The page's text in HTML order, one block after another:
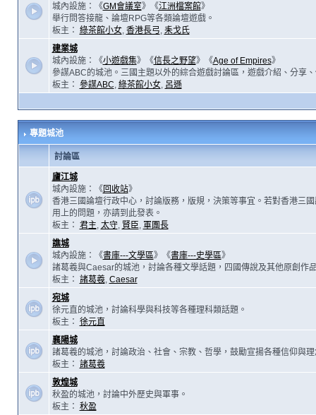
城內設施：《GM會議室》《江洲檔案館》
舉行問答接龍、論壇RPG等各類論壇遊戲。
板主： 綠茶館小女, 香港長弓, 耒戈氏
建業城
城內設施：《小遊戲集》《信長之野望》《Age of Empires》
參謀ABC的城池。三國主題以外的綜合遊戲討論區，遊戲介紹、分享
板主： 參謀ABC, 綠茶館小女, 呂遜
專題城池
討論區
廬江城
城內設施：《回收站》
香港三國論壇行政中心，討論版務，版規，決策等事宜。若對香港三
用上的問題，亦請到此發表。
板主： 君主, 太守, 賢臣, 軍團長
譙城
城內設施：《書庫---文學區》《書庫---史學區》
諸葛羲與Caesar的城池，討論各種文學話題，四國傳說及其他原創作
板主： 諸葛羲, Caesar
宛城
徐元直的城池，討論科學與科技等各種理科類話題。
板主： 徐元直
襄陽城
諸葛羲的城池，討論政治、社會、宗教、哲學，鼓勵宣揚各種信仰與理
板主： 諸葛羲
敦煌城
秋盈的城池，討論中外歷史與軍事。
板主： 秋盈